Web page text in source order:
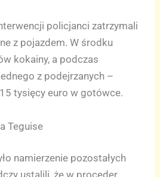
policjanci zatrzymali
z pojazdem. W środku
kokainy, a podczas
z podejrzanych –
tysięcy euro w gotówce.
Teguise
namierzenie pozostałych